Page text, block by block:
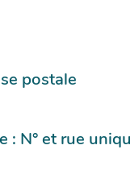
postale
: N° et rue